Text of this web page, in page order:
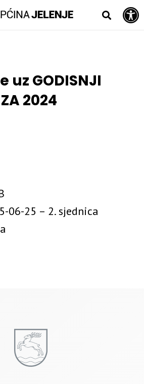
Open toolbar
uz GODISNJI
2024
06-25 – 2. sjednica